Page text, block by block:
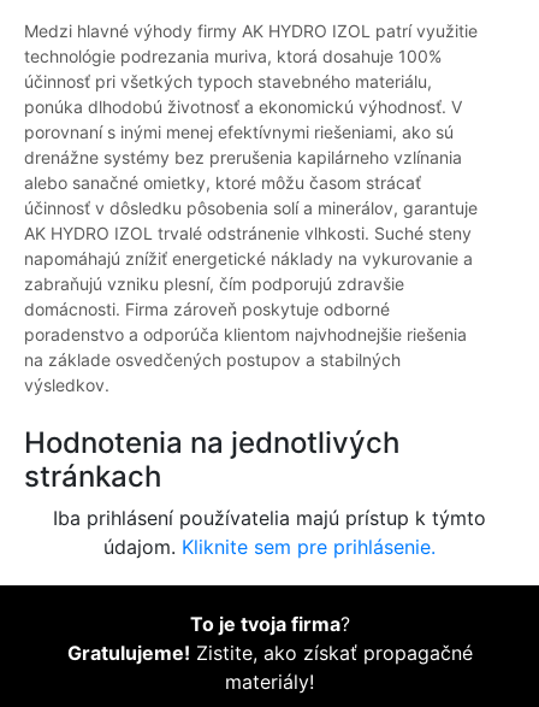
Medzi hlavné výhody firmy AK HYDRO IZOL patrí využitie
technológie podrezania muriva, ktorá dosahuje 100%
účinnosť pri všetkých typoch stavebného materiálu,
ponúka dlhodobú životnosť a ekonomickú výhodnosť. V
porovnaní s inými menej efektívnymi riešeniami, ako sú
drenážne systémy bez prerušenia kapilárneho vzlínania
alebo sanačné omietky, ktoré môžu časom strácať
účinnosť v dôsledku pôsobenia solí a minerálov, garantuje
AK HYDRO IZOL trvalé odstránenie vlhkosti. Suché steny
napomáhajú znížiť energetické náklady na vykurovanie a
zabraňujú vzniku plesní, čím podporujú zdravšie
domácnosti. Firma zároveň poskytuje odborné
poradenstvo a odporúča klientom najvhodnejšie riešenia
na základe osvedčených postupov a stabilných
výsledkov.
Hodnotenia na jednotlivých
stránkach
Iba prihlásení používatelia majú prístup k týmto
údajom. Kliknite sem pre prihlásenie.
To je tvoja firma?
Gratulujeme! Zistite, ako získať propagačné
materiály!